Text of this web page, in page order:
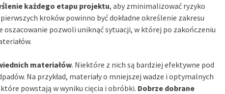
każdego etapu projektu, aby zminimalizować ryzyko
kroków powinno być dokładne określenie zakresu
oszacowanie pozwoli uniknąć sytuacji, w której po zakończeniu
materiałów. Niektóre z nich są bardziej efektywne pod
Na przykład, materiały o mniejszej wadze i optymalnych
powstają w wyniku cięcia i obróbki. Dobrze dobrane